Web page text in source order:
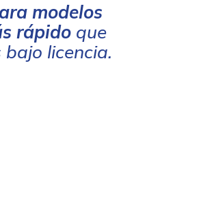
modelos
rápido que
licencia.